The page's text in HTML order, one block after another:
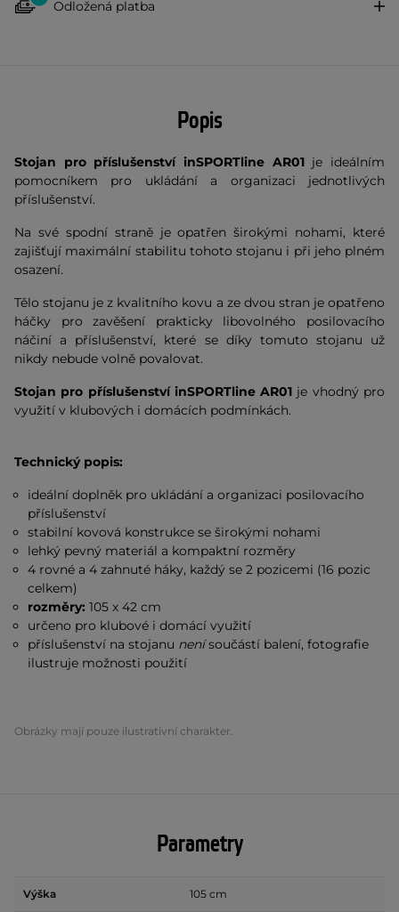
Odložená platba
Popis
Stojan pro příslušenství inSPORTline AR01je ideálním
pomocníkem pro ukládání a organizaci jednotlivých
příslušenství.
Na své spodní straně je opatřen širokými nohami, které
zajišťují maximální stabilitu tohoto stojanu i při jeho plném
osazení.
Tělo stojanu je z kvalitního kovu a ze dvou stran je opatřeno
háčky pro zavěšení prakticky libovolného posilovacího
náčiní a příslušenství, které se díky tomuto stojanu už
nikdy nebude volně povalovat.
Stojan pro příslušenství inSPORTline AR01 je vhodný pro
využití v klubových i domácích podmínkách.
Technický popis:
ideální doplněk pro ukládání a organizaci posilovacího
příslušenství
stabilní kovová konstrukce se širokými nohami
lehký pevný materiál a kompaktní rozměry
4 rovné a 4 zahnuté háky, každý se 2 pozicemi (16 pozic
celkem)
rozměry:105 x 42 cm
určeno pro klubové i domácí využití
příslušenství na stojanu nenísoučástí balení, fotografie
ilustruje možnosti použití
Obrázky mají pouze ilustrativní charakter.
Parametry
Výška 105 cm